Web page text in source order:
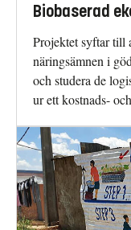
Biobaserad
Projektet syftar till
näringsämnen i
och studera de
ur ett kostnads-